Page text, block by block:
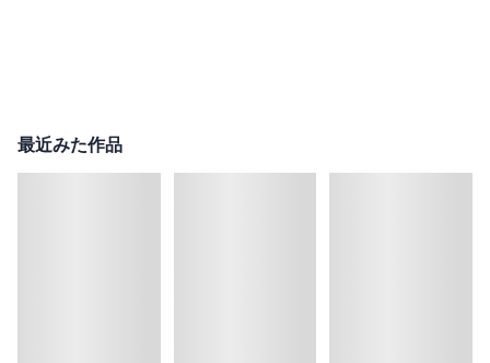
最近みた作品